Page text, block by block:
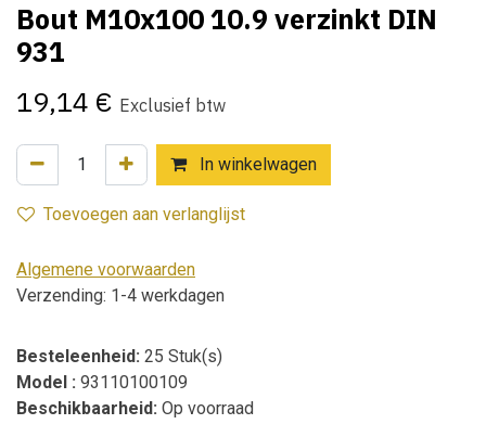
Bout M10x100 10.9 verzinkt DIN
931
19,14 € Exclusief btw
In winkelwagen
Toevoegen aan verlanglijst
Algemene voorwaarden
Verzending: 1-4 werkdagen
Besteleenheid: 25 Stuk(s)
Model : 93110100109
Beschikbaarheid: Op voorraad